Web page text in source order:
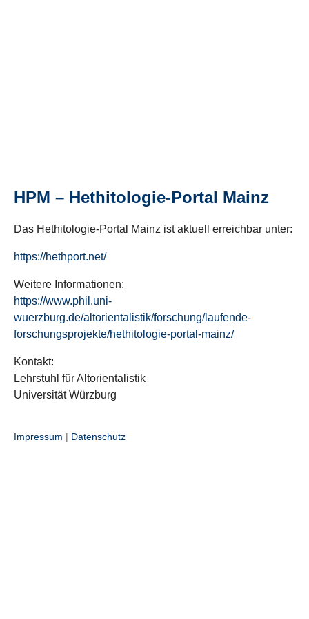
HPM – Hethitologie-Portal Mainz
Das Hethitologie-Portal Mainz ist aktuell erreichbar unter:
https://hethport.net/
Weitere Informationen:
https://www.phil.uni-
wuerzburg.de/altorientalistik/forschung/laufende-
forschungsprojekte/hethitologie-portal-mainz/
Kontakt:
Lehrstuhl für Altorientalistik
Universität Würzburg
Impressum | Datenschutz